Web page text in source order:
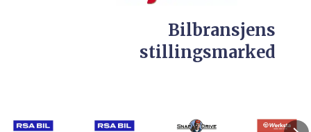
Bilbransjens
stillingsmarked